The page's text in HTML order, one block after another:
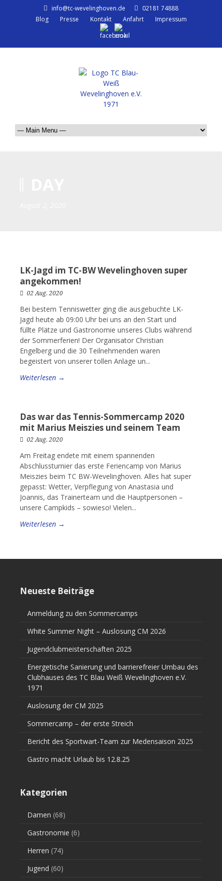
info@tc-wevelinghoven.de
02181 74888
Blog
Presse Kontakt Anfahrt Impressum
LK-Jagd im TC-BW Wevelinghoven super
angekommen!
02 Aug. 2020
Bei bestem Tenniswetter ging die ausgebuchte LK-
Jagd heute ab 09:00 Uhr bei uns an den Start und
füllte Plätze und Gastronomie unseres Clubs während
der Sommerferien! Der Organisator Christian
Engelberg und die 30 Teilnehmenden waren
begeistert von unserer tollen Anlage un...
Weiterlesen →
Das war das Tennis-Sommercamp 2020
mit Marius Meiszies und seinem Team
02 Aug. 2020
Am Freitag endete mit einem spannenden
Abschlussturnier das erste Feriencamp von Marius
Meiszies beim TC BW-Wevelinghoven. Alles hat super
gepasst: Wetter, Verpflegung von Anastasia und
Joannis, das Trainerteam und die Hauptpersonen –
unsere Campkids – sowieso! Vielen...
Weiterlesen →
Neueste Beiträge
Anmeldung zu den Sommercamps
White Summer Night – Auslosung CM 2026
Jugendclubmeisterschaften 2025
Energetische Sanierung und barrierefreier Umbau des
Clubhauses des TC Blau Weiß Wevelinghoven e.V.
1971
Auslosung der CM 2025
Sommercamp – der erste Streich
Bericht des Sportwart-Team zur Medensaison 2025
Gastro macht Urlaub bis 12.8.25
Kategorien
Damen (68)
Gastronomie (6)
Herren (74)
Jugend (60)